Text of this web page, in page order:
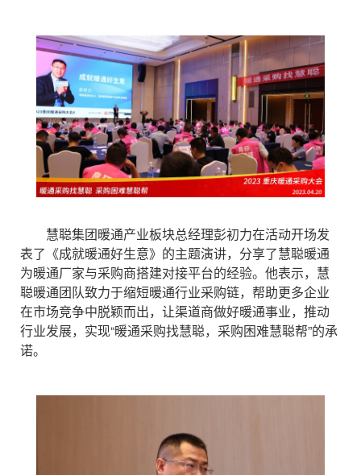
慧聪集团暖通产业板块总经理彭初力在活动开场发
表了《成就暖通好生意》的主题演讲，分享了慧聪暖通
为暖通厂家与采购商搭建对接平台的经验。他表示，慧
聪暖通团队致力于缩短暖通行业采购链，帮助更多企业
在市场竞争中脱颖而出，让渠道商做好暖通事业，推动
行业发展，实现“暖通采购找慧聪，采购困难慧聪帮”的承
诺。